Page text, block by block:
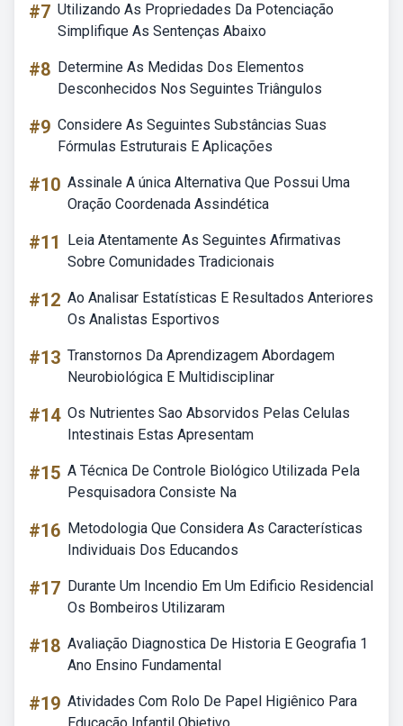
#7 Utilizando As Propriedades Da Potenciação
Simplifique As Sentenças Abaixo
#8 Determine As Medidas Dos Elementos
Desconhecidos Nos Seguintes Triângulos
#9 Considere As Seguintes Substâncias Suas
Fórmulas Estruturais E Aplicações
#10 Assinale A única Alternativa Que Possui Uma
Oração Coordenada Assindética
#11
Leia Atentamente As Seguintes Afirmativas
Sobre Comunidades Tradicionais
#12 Ao Analisar Estatísticas E Resultados Anteriores
Os Analistas Esportivos
#13 Transtornos Da Aprendizagem Abordagem
Neurobiológica E Multidisciplinar
#14 Os Nutrientes Sao Absorvidos Pelas Celulas
Intestinais Estas Apresentam
#15 A Técnica De Controle Biológico Utilizada Pela
Pesquisadora Consiste Na
#16 Metodologia Que Considera As Características
Individuais Dos Educandos
#17 Durante Um Incendio Em Um Edificio Residencial
Os Bombeiros Utilizaram
#18 Avaliação Diagnostica De Historia E Geografia 1
Ano Ensino Fundamental
#19 Atividades Com Rolo De Papel Higiênico Para